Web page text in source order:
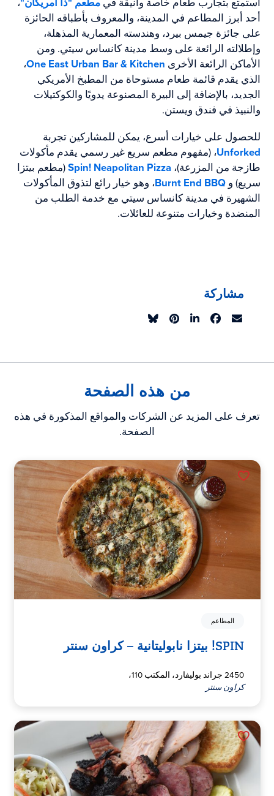
أحد أبرز المطاعم في المدينة، والمعروف بأطباقه الحائزة
على جائزة جيمس بيرد، وهندسته المعمارية المذهلة،
وإطلالته الرائعة على وسط مدينة كانساس سيتي. ومن
الأماكن الرائعة الأخرى One East Urban Bar & Kitchen،
الذي يقدم قائمة طعام مستوحاة من المطبخ الأمريكي
الجديد، بالإضافة إلى البيرة المصنوعة يدويًا والكوكتيلات
والنبيذ في فندق ويستن.
للحصول على خيارات أسرع، يمكن للمشاركين تجربة
Unforked، (مفهوم مطعم سريع غير رسمي يقدم مأكولات
طازجة من المزرعة)، Spin! Neapolitan Pizza(مطعم بيتزا
سريع) وBurnt End BBQ، وهو خيار رائع لتذوق المأكولات
الشهيرة في مدينة كانساس سيتي مع خدمة الطلب من
المنضدة وخيارات متنوعة للعائلات.
مشاركة
من هذه الصفحة
تعرف على المزيد عن الشركات والمواقع المذكورة في هذه
الصفحة.
المطاعم
SPIN! بيتزا نابوليتانية – كراون سنتر
2450 جراند بوليفارد، المكتب 110،
كراون سنتر